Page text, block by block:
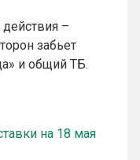
–
забьет
и общий ТБ.
на 18 мая